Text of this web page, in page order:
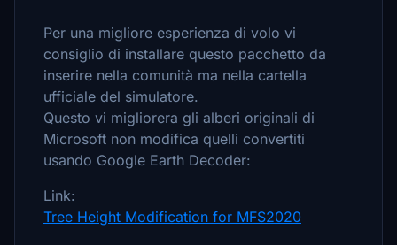
Per una migliore esperienza di volo vi
consiglio di installare questo pacchetto da
inserire nella comunità ma nella cartella
ufficiale del simulatore.
Questo vi migliorera gli alberi originali di
Microsoft non modifica quelli convertiti
usando Google Earth Decoder:
Link:
Tree Height Modification for MFS2020